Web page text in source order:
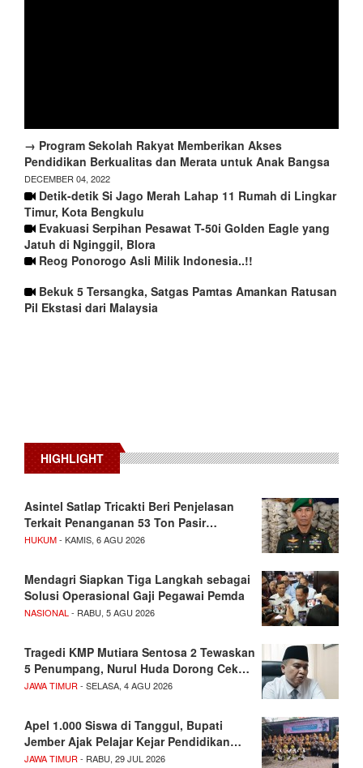
→ Program Sekolah Rakyat Memberikan Akses
Pendidikan Berkualitas dan Merata untuk Anak Bangsa
DECEMBER 04, 2022
Detik-detik Si Jago Merah Lahap 11 Rumah di Lingkar
Timur, Kota Bengkulu
Evakuasi Serpihan Pesawat T-50i Golden Eagle yang
Jatuh di Nginggil, Blora
Reog Ponorogo Asli Milik Indonesia..!!
Bekuk 5 Tersangka, Satgas Pamtas Amankan Ratusan
Pil Ekstasi dari Malaysia
HIGHLIGHT
Asintel Satlap Tricakti Beri Penjelasan
Terkait Penanganan 53 Ton Pasir…
HUKUM- KAMIS, 6 AGU 2026
Mendagri Siapkan Tiga Langkah sebagai
Solusi Operasional Gaji Pegawai Pemda
NASIONAL - RABU, 5 AGU 2026
Tragedi KMP Mutiara Sentosa 2 Tewaskan
5 Penumpang, Nurul Huda Dorong Cek…
JAWA TIMUR - SELASA, 4 AGU 2026
Apel 1.000 Siswa di Tanggul, Bupati
Jember Ajak Pelajar Kejar Pendidikan…
JAWA TIMUR - RABU, 29 JUL 2026